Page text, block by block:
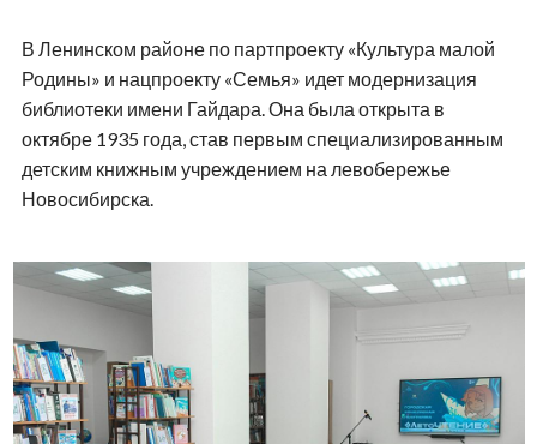
В Ленинском районе по партпроекту «Культура малой
Родины» и нацпроекту «Семья» идет модернизация
библиотеки имени Гайдара. Она была открыта в
октябре 1935 года, став первым специализированным
детским книжным учреждением на левобережье
Новосибирска.